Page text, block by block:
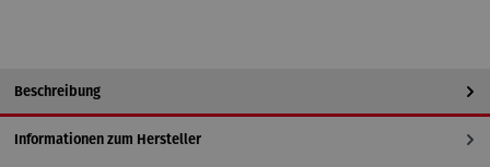
Beschreibung
Informationen zum Hersteller